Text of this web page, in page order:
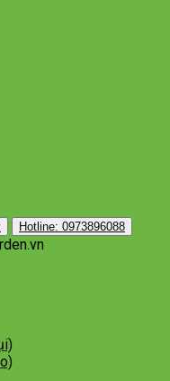
Hotline: 0973896088